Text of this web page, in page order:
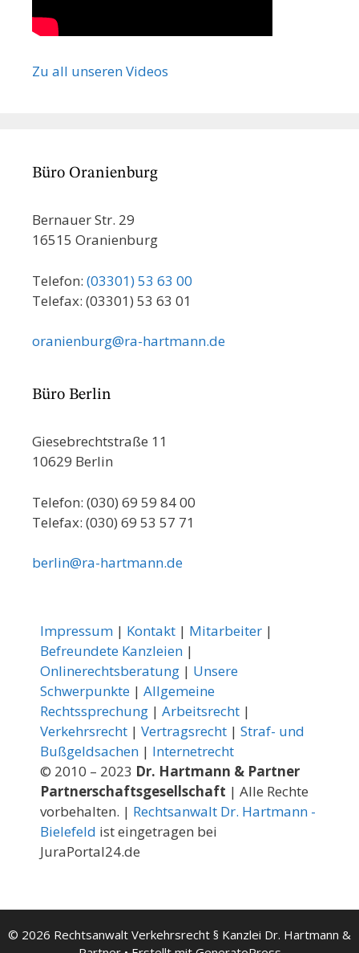
Zu all unseren Videos
Büro Oranienburg
Bernauer Str. 29
16515 Oranienburg
Telefon: (03301) 53 63 00
Telefax: (03301) 53 63 01
oranienburg@ra-hartmann.de
Büro Berlin
Giesebrechtstraße 11
10629 Berlin
Telefon: (030) 69 59 84 00
Telefax: (030) 69 53 57 71
berlin@ra-hartmann.de
Impressum | Kontakt | Mitarbeiter |
Befreundete Kanzleien |
Onlinerechtsberatung | Unsere
Schwerpunkte | Allgemeine
Rechtssprechung | Arbeitsrecht |
Verkehrsrecht | Vertragsrecht | Straf- und
Bußgeldsachen | Internetrecht
© 2010 – 2023 Dr. Hartmann & Partner
Partnerschaftsgesellschaft | Alle Rechte
vorbehalten. | Rechtsanwalt Dr. Hartmann -
Bielefeld ist eingetragen bei
JuraPortal24.de
© 2026 Rechtsanwalt Verkehrsrecht § Kanzlei Dr. Hartmann &